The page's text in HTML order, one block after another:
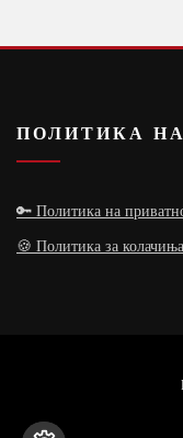
ПОЛИТИКА
🔑 Политика на
🍪 Политика за